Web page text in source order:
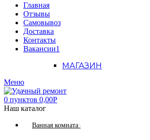
Главная
Отзывы
Самовывоз
Доставка
Контакты
Вакансии1
МАГАЗИН
Меню
0 пунктов 0,00Р
Наш каталог
Ванная комната